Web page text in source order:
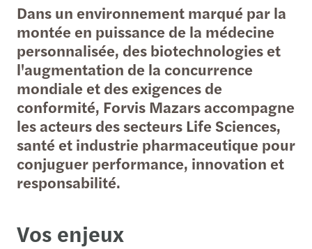
Dans un environnement marqué par la
montée en puissance de la médecine
personnalisée, des biotechnologies et
l'augmentation de la concurrence
mondiale et des exigences de
conformité, Forvis Mazars accompagne
les acteurs des secteurs Life Sciences,
santé et industrie pharmaceutique pour
conjuguer performance, innovation et
responsabilité.
Vos enjeux